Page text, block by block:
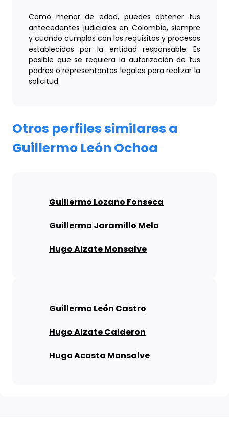
Como menor de edad, puedes obtener tus
antecedentes judiciales en Colombia, siempre
y cuando cumplas con los requisitos y procesos
establecidos por la entidad responsable. Es
posible que se requiera la autorización de tus
padres o representantes legales para realizar la
solicitud.
Otros perfiles similares a
Guillermo León Ochoa
Guillermo Lozano Fonseca
Guillermo Jaramillo Melo
Hugo Alzate Monsalve
Guillermo León Castro
Hugo Alzate Calderon
Hugo Acosta Monsalve